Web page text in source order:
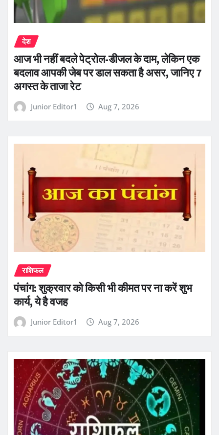
देश
आज भी नहीं बदले पेट्रोल-डीजल के दाम, लेकिन एक
बदलाव आपकी जेब पर डाल सकता है असर, जानिए 7
अगस्त के ताजा रेट
Junior Editor1 Aug 7, 2026
राशिफल
पंचांग: शुक्रवार को किसी भी कीमत पर ना करें शुभ
कार्य, ये है वजह
Junior Editor1 Aug 7, 2026